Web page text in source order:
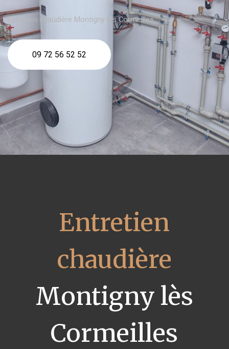
Entretien chaudière Montigny lès Cormeilles
09 72 56 52 52
Entretien
chaudière
Montigny lès
Cormeilles